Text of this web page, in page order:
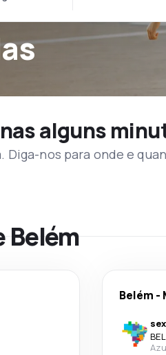
alguns
nos para onde e
Belém
Belém -
BEL